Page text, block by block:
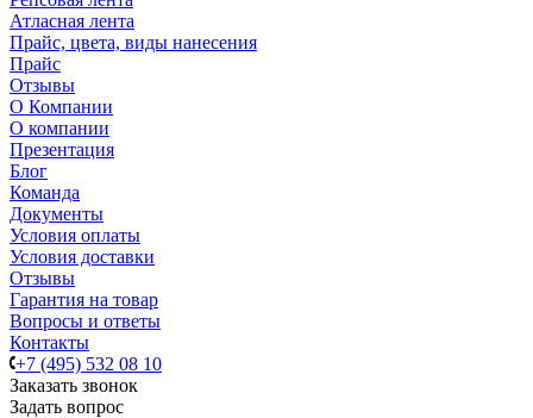
Атласная лента
Прайс, цвета, виды нанесения
Прайс
Отзывы
О Компании
О компании
Презентация
Блог
Команда
Документы
Условия оплаты
Условия доставки
Отзывы
Гарантия на товар
Вопросы и ответы
Контакты
+7 (495) 532 08 10
Заказать звонок
Задать вопрос